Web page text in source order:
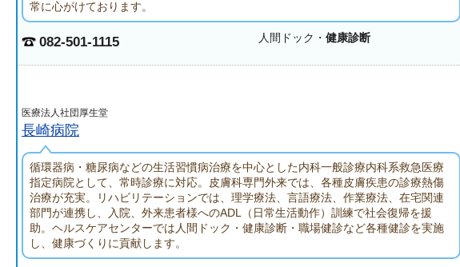
常に心がけております。
082-501-1115 人間ドック・健康診断
医療法人社団厚生堂
長崎病院
循環器病・糖尿病などの生活習慣病治療を中心とした内科一般診療内科系救急医療
指定病院として、常時診療に対応。皮膚科専門外来では、各種皮膚疾患の診療熱傷
治療が充実。リハビリテーションでは、理学療法、言語療法、作業療法、在宅関連
部門が連携し、入院、外来患者様へのADL（日常生活動作）訓練で社会復帰を援
助。ヘルスケアセンターでは人間ドック・健康診断・職場健診など各種健診を実施
し、健康づくりに貢献します。